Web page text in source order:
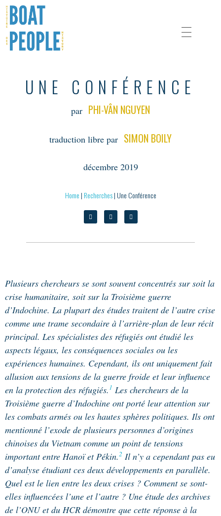
UNE CONFÉRENCE
par PHI-VÂN NGUYEN
traduction libre par SIMON BOILY
décembre 2019
Home|Recherches|Une Conférence
Plusieurs chercheurs se sont souvent concentrés sur soit la
crise humanitaire, soit sur la Troisième guerre
d’Indochine. La plupart des études traitent de l’autre crise
comme une trame secondaire à l’arrière-plan de leur récit
principal. Les spécialistes des réfugiés ont étudié les
aspects légaux, les conséquences sociales ou les
expériences humaines. Cependant, ils ont uniquement fait
allusion aux tensions de la guerre froide et leur influence
en la protection des réfugiés.1 Les chercheurs de la
Troisième guerre d’Indochine ont porté leur attention sur
les combats armés ou les hautes sphères politiques. Ils ont
mentionné l’exode de plusieurs personnes d’origines
chinoises du Vietnam comme un point de tensions
important entre Hanoï et Pékin.2 Il n’y a cependant pas eu
d’analyse étudiant ces deux développements en parallèle.
Quel est le lien entre les deux crises ? Comment se sont-
elles influencées l’une et l’autre ? Une étude des archives
de l’ONU et du HCR démontre que cette réponse à la